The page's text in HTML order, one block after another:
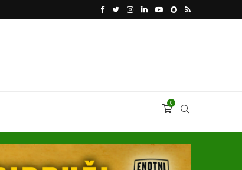
VODJA UKROBORONPROMA HERMAN SMETANIN
0